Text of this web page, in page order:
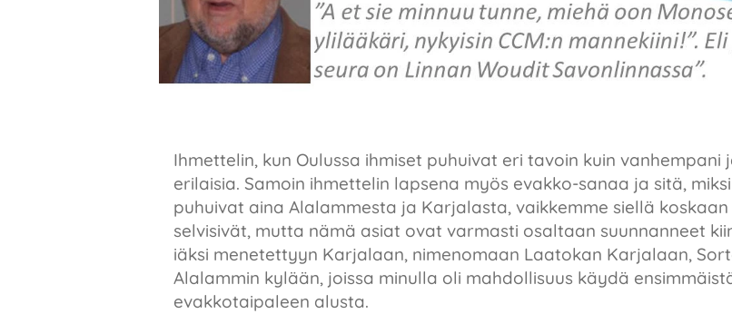
Ihmettelin, kun Oulussa ihmiset puhuivat eri tavoin kuin vanhempani
erilaisia. Samoin ihmettelin lapsena myös evakko-sanaa ja sitä,
puhuivat aina Alalammesta ja Karjalasta, vaikkemme siellä
selvisivät, mutta nämä asiat ovat varmasti osaltaan suunnanneet
iäksi menetettyyn Karjalaan, nimenomaan Laatokan Karjalaan,
Alalammin kylään, joissa minulla oli mahdollisuus käydä
evakkotaipaleen alusta.